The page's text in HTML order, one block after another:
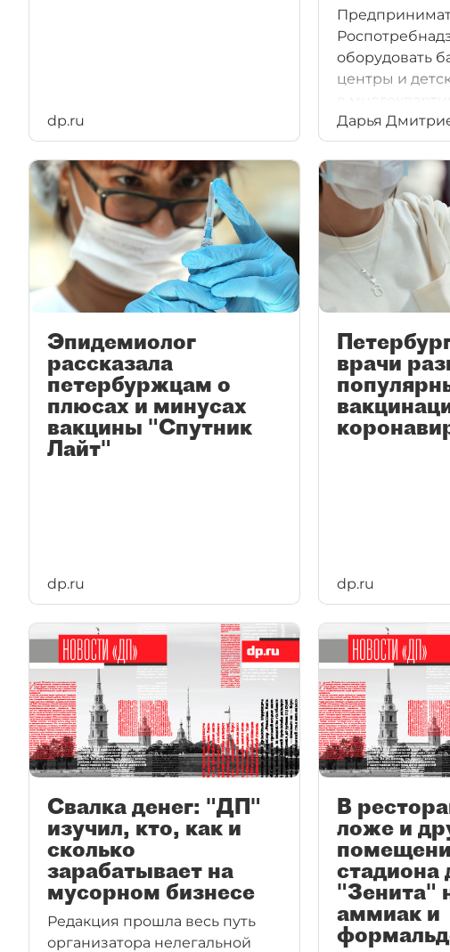
dp.ru
оборудовать
центры и
Дарья
Эпидемиолог
рассказала
петербуржцам о
плюсах и минусах
вакцины "Спутник
Лайт"
dp.ru
врачи
dp.ru
Свалка денег: "ДП"
изучил, кто, как и
сколько
зарабатывает на
мусорном бизнесе
Редакция прошла весь путь
организатора нелегальной
В
ложе и
стадиона
"Зенита"
аммиак и